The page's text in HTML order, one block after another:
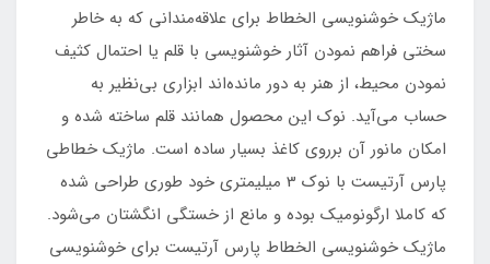
ماژیک خوشنویسی الخطاط برای علاقه‌مندانی که به خاطر
سختی فراهم نمودن آثار خوشنویسی با قلم یا احتمال کثیف
نمودن محیط، از هنر به دور مانده‌اند ابزاری بی‌نظیر به
حساب می‌آید. نوک این محصول همانند قلم ساخته شده و
امکان مانور آن بر‌روی کاغذ بسیار ساده است. ماژیک خطاطی
پارس آرتیست با نوک 3 میلیمتری خود طوری طراحی شده
که کاملا ارگونومیک بوده و مانع از خستگی انگشتان می‌شود.
ماژیک خوشنویسی الخطاط پارس آرتیست برای خوشنویسی